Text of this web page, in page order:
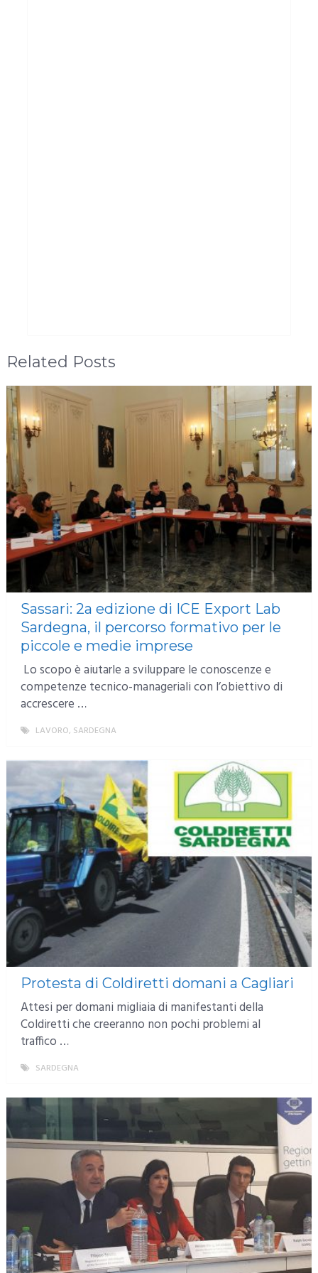
Related Posts
Sassari: 2a edizione di ICE Export Lab
Sardegna, il percorso formativo per le
piccole e medie imprese
Lo scopo è aiutarle a sviluppare le conoscenze e
competenze tecnico-manageriali con l’obiettivo di
accrescere …
LAVORO, SARDEGNA
Protesta di Coldiretti domani a Cagliari
Attesi per domani migliaia di manifestanti della
Coldiretti che creeranno non pochi problemi al
traffico …
SARDEGNA